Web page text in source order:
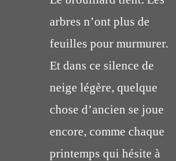
arbres n’ont plus de
feuilles pour murmurer.
Et dans ce silence de
neige légère, quelque
chose d’ancien se joue
encore, comme chaque
printemps qui hésite à